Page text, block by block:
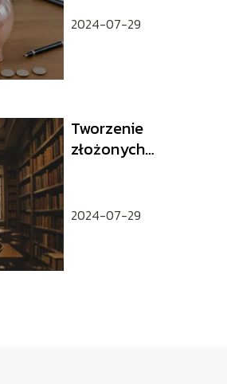
2024-07-29
Tworzenie
złożonych
2024-07-29